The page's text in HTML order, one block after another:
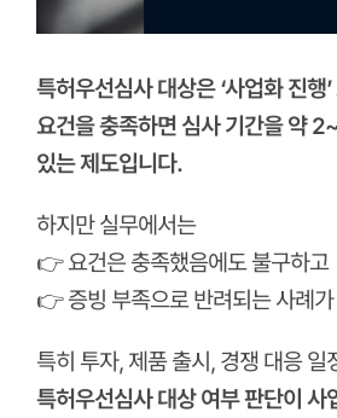
특허우선심사 대상은 ‘사업화 진행’
요건을 충족하면 심사 기간을 약
있는 제도입니다.
하지만 실무에서는
👉 요건은 충족했음에도 불구하고
👉 증빙 부족으로 반려되는 사례
특히 투자, 제품 출시, 경쟁 대응 일
특허우선심사 대상 여부 판단이 사